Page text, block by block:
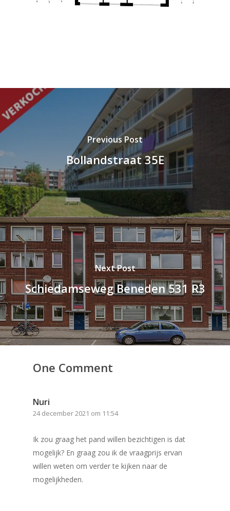
Previous Post
Bollandstraat 35E
Next Post
Schiedamseweg Beneden 531 R3
One Comment
Nuri
24 december 2021 om 11:54
Ik zou graag het pand willen bezichtigen is dat
mogelijk? En graag zou ik de vraagprijs ervan
willen weten om verder te kijken naar de
mogelijkheden.